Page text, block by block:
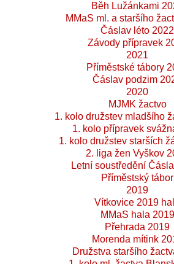
Běh Lužánkami
MMaS ml. a staršího
Čáslav léto 2022
Závody přípravek
2021
Příměstské tábory
Čáslav podzim
2020
MJMK žactvo
1. kolo družstev mladšího
1. kolo přípravek
1. kolo družstev starších
2. liga žen Vyškov
Letní soustředění
Příměstský tábor
2019
Vítkovice 2019
MMaS hala 2019
Přehrada 2019
Morenda mítink
Družstva staršího